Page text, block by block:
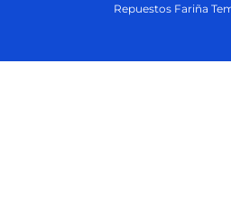
Repuestos Fariña